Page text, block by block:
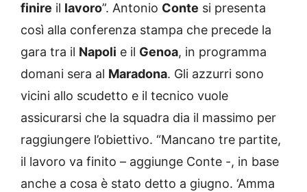
finire il lavoro”. Antonio Conte si presenta
così alla conferenza stampa che precede la
gara tra il Napoli e il Genoa, in programma
domani sera al Maradona. Gli azzurri sono
vicini allo scudetto e il tecnico vuole
assicurarsi che la squadra dia il massimo per
raggiungere l’obiettivo. “Mancano tre partite,
il lavoro va finito – aggiunge Conte -, in base
anche a cosa è stato detto a giugno. ‘Amma